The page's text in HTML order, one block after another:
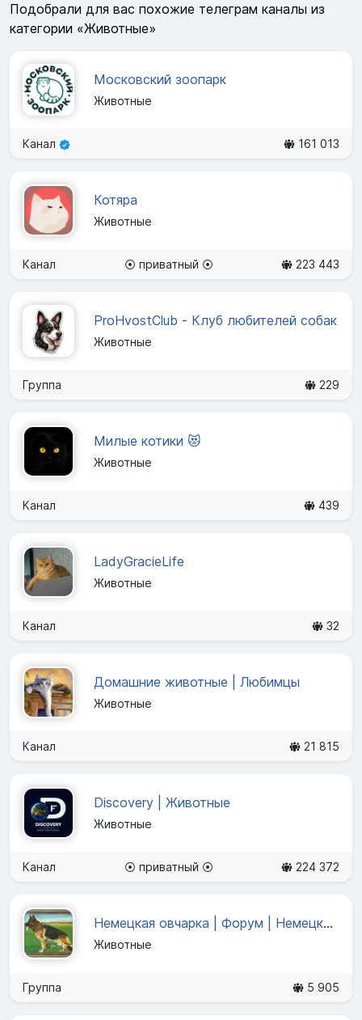
Подобрали для вас похожие телеграм каналы из
категории «Животные»
Московский зоопарк
Животные
Канал 161 013
Котяра
Животные
Канал ⦿ приватный ⦿ 223 443
ProHvostClub - Клуб любителей собак
Животные
Группа 229
Милые котики 😻
Животные
Канал 439
LadyGracieLife
Животные
Канал 32
Домашние животные | Любимцы
Животные
Канал 21 815
Discovery | Животные
Животные
Канал ⦿ приватный ⦿ 224 372
Немецкая овчарка | Форум | Немецкие овчарки
Животные
Группа 5 905